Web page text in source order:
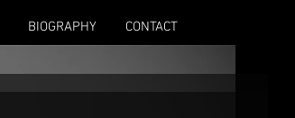
BIOGRAPHY CONTACT